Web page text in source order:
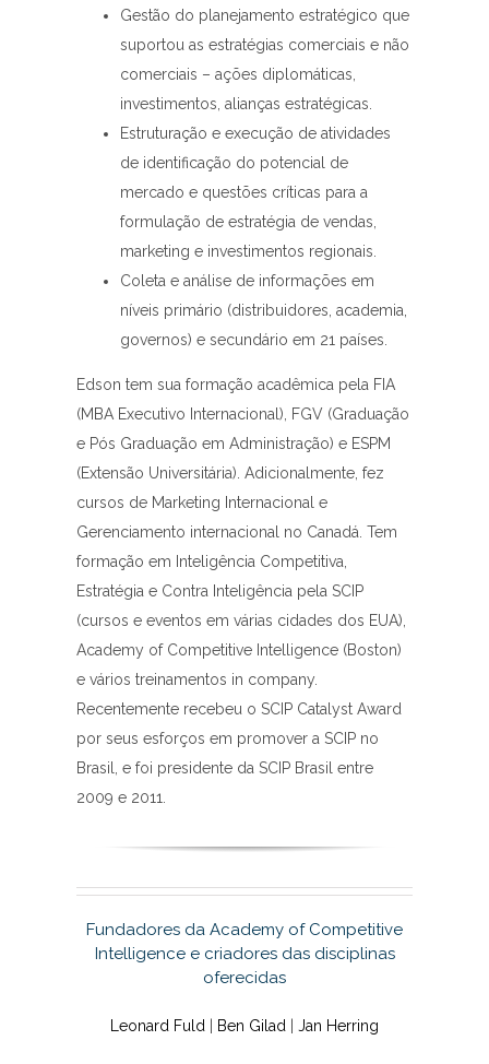
Gestão do planejamento estratégico que
suportou as estratégias comerciais e não
comerciais – ações diplomáticas,
investimentos, alianças estratégicas.
Estruturação e execução de atividades
de identificação do potencial de
mercado e questões críticas para a
formulação de estratégia de vendas,
marketing e investimentos regionais.
Coleta e análise de informações em
níveis primário (distribuidores, academia,
governos) e secundário em 21 países.
Edson tem sua formação acadêmica pela FIA
(MBA Executivo Internacional), FGV (Graduação
e Pós Graduação em Administração) e ESPM
(Extensão Universitária). Adicionalmente, fez
cursos de Marketing Internacional e
Gerenciamento internacional no Canadá. Tem
formação em Inteligência Competitiva,
Estratégia e Contra Inteligência pela SCIP
(cursos e eventos em várias cidades dos EUA),
Academy of Competitive Intelligence (Boston)
e vários treinamentos in company.
Recentemente recebeu o SCIP Catalyst Award
por seus esforços em promover a SCIP no
Brasil, e foi presidente da SCIP Brasil entre
2009 e 2011.
Fundadores da Academy of Competitive
Intelligence e criadores das disciplinas
oferecidas
Leonard Fuld Ben Gilad Jan Herring